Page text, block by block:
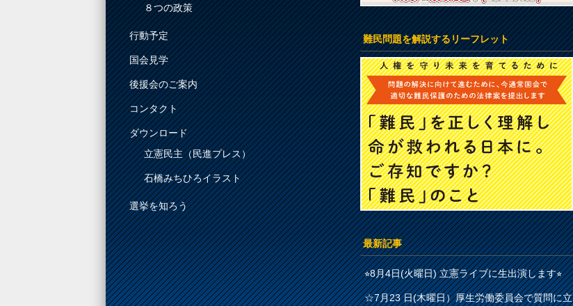
８つの政策
行動予定
国会見学
後援会のご案内
コンタクト
ダウンロード
立憲民主（民進プレス）
石橋みちひろイラスト
選挙を知ろう
難民問題を解説するリーフレット
最新記事
⭐︎8月4日(火曜日) 立憲ライブに生出演します⭐︎
☆7月23 日(木曜日）厚生労働委員会で質問に立